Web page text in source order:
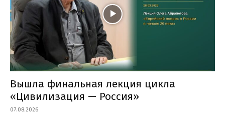
Вышла финальная лекция цикла
«Цивилизация — Россия»
07.08.2026